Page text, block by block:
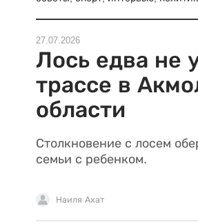
27.07.2026
Лось едва не
трассе в
области
Столкновение с лосем
семьи с ребенком.
Наиля Ахат